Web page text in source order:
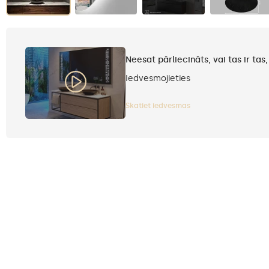
Neesat pārliecināts, vai tas ir
Iedvesmojieties
Skatiet iedvesmas